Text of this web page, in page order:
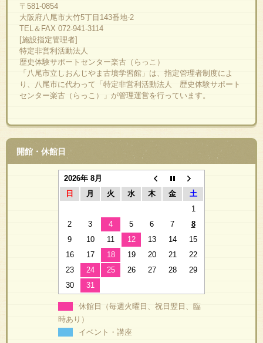
〒581-0854
大阪府八尾市大竹5丁目143番地-2
TEL＆FAX 072-941-3114
[施設指定管理者]
特定非営利活動法人
歴史体験サポートセンター楽古（らっこ）
「八尾市立しおんじやま古墳学習館」は、指定管理者制度によ
り、八尾市に代わって「特定非営利活動法人 歴史体験サポート
センター楽古（らっこ）」が管理運営を行っています。
開館・休館日
2026年 8月
日
月 火 水 木 金
土
1
2
3 4 5 6 7
8
9
10 11 12 13 14
15
16
17 18 19 20 21
22
23
24 25 26 27 28
29
30
31
休館日（毎週火曜日、祝日翌日、臨
時あり）
イベント・講座